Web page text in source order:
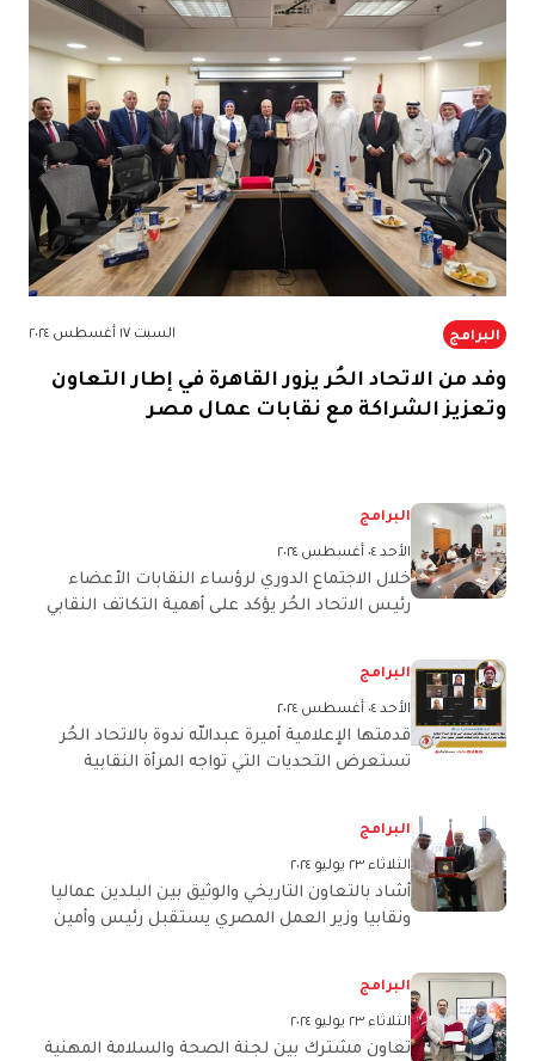
البرامج السبت ١٧ أغسطس ٢٠٢٤
وفد من الاتحاد الحُر يزور القاهرة في إطار التعاون
وتعزيز الشراكة مع نقابات عمال مصر
البرامج
الأحد ٠٤ أغسطس ٢٠٢٤
خلال الاجتماع الدوري لرؤساء النقابات الأعضاء
رئيس الاتحاد الحُر يؤكد على أهمية التكاتف النقابي
البرامج
الأحد ٠٤ أغسطس ٢٠٢٤
قدمتها الإعلامية أميرة عبدالله ندوة بالاتحاد الحُر
تستعرض التحديات التي تواجه المرأة النقابية
البرامج
الثلاثاء ٢٣ يوليو ٢٠٢٤
أشاد بالتعاون التاريخي والوثيق بين البلدين عماليا
ونقابيا وزير العمل المصري يستقبل رئيس وأمين
البرامج
الثلاثاء ٢٣ يوليو ٢٠٢٤
تعاون مشترك بين لجنة الصحة والسلامة المهنية